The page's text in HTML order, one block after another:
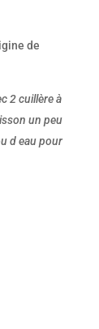
de
2 cuillère à
un peu
d eau pour